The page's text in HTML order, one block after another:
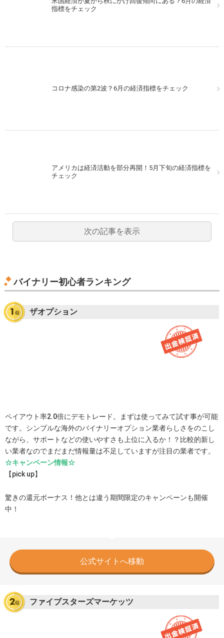
指標をチェック
コロナ感染の第2波？6月の経済指標をチェック
アメリカは経済活動を部分再開！5月下旬の経済指標を
チェック
次の記事を表示
バイナリー初心者ランキング
ザオプション
ペイアウト率2.0倍にデモトレード。まずは使ってみて試す事が可能
です。シンプルな海外のバイナリーオプション業者らしさをのこし
ながら、サポートなどの使いやすさも上位に入るか！？比較的新し
い業者なのでまだまだ情報量は不足していますが注目の業者です。
☆キャンペーン情報☆
【pick up】
驚きの還元ボーナス！他とは違う期間限定のキャンペーンも開催
中！
公式サイトへ移動
ファイブスターズマーケッツ